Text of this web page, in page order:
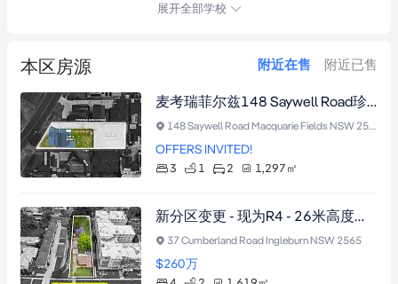
展开全部学校
本区房源 附近在售 附近已售
麦考瑞菲尔兹148 Saywell Road珍稀地块，23.3米临街面，双拼别墅与四套住宅开发潜力，毗邻名校及三大火车站
148 Saywell Road Macquarie Fields NSW 2564
OFFERS INVITED!
3 1 2 1,297 ㎡
新分区变更 - 现为R4 - 26米高度限制
37 Cumberland Road Ingleburn NSW 2565
$260万